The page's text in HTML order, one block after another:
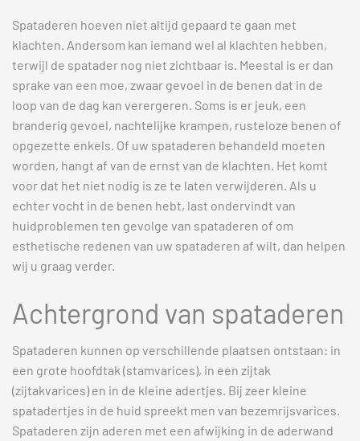
Spataderen hoeven niet altijd gepaard te gaan met
klachten. Andersom kan iemand wel al klachten hebben,
terwijl de spatader nog niet zichtbaar is. Meestal is er dan
sprake van een moe, zwaar gevoel in de benen dat in de
loop van de dag kan verergeren. Soms is er jeuk, een
branderig gevoel, nachtelijke krampen, rusteloze benen of
opgezette enkels. Of uw spataderen behandeld moeten
worden, hangt af van de ernst van de klachten. Het komt
voor dat het niet nodig is ze te laten verwijderen. Als u
echter vocht in de benen hebt, last ondervindt van
huidproblemen ten gevolge van spataderen of om
esthetische redenen van uw spataderen af wilt, dan helpen
wij u graag verder.
Achtergrond van spataderen
Spataderen kunnen op verschillende plaatsen ontstaan: in
een grote hoofdtak (stamvarices), in een zijtak
(zijtakvarices) en in de kleine adertjes. Bij zeer kleine
spatadertjes in de huid spreekt men van bezemrijsvarices.
Spataderen zijn aderen met een afwijking in de aderwand